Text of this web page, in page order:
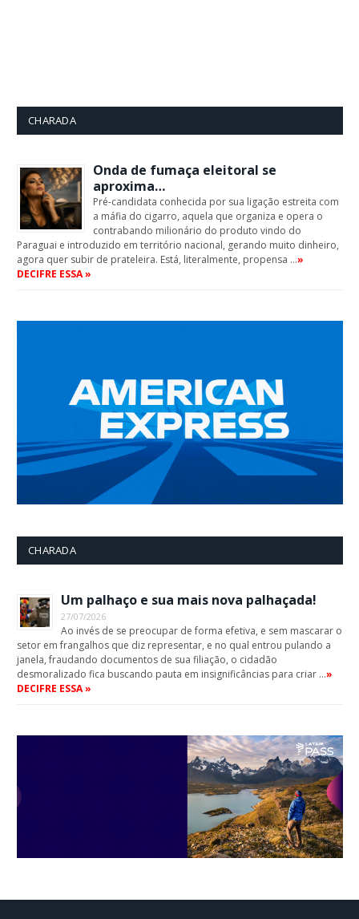
CHARADA
Onda de fumaça eleitoral se
aproxima…
Pré-candidata conhecida por sua ligação estreita com
a máfia do cigarro, aquela que organiza e opera o
contrabando milionário do produto vindo do
Paraguai e introduzido em território nacional, gerando muito dinheiro,
agora quer subir de prateleira. Está, literalmente, propensa …»
DECIFRE ESSA »
CHARADA
Um palhaço e sua mais nova palhaçada!
27/07/2026
Ao invés de se preocupar de forma efetiva, e sem mascarar o
setor em frangalhos que diz representar, e no qual entrou pulando a
janela, fraudando documentos de sua filiação, o cidadão
desmoralizado fica buscando pauta em insignificâncias para criar …»
DECIFRE ESSA »